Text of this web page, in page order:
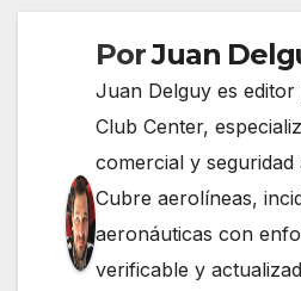
PorJuan
Juan Delguy es
Club Center,
comercial y seguridad
Cubre aerolíneas,
aeronáuticas con
verificable y